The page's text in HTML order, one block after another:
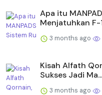
Apa itu
Menjatuhkan F-
3 months ago
Kisah Alfath
Sukses Jadi Ma...
3 months ago